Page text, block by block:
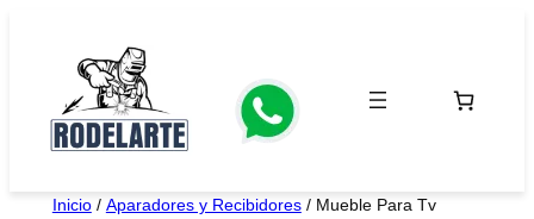
contenido
Inicio/ Aparadores y Recibidores/ Mueble Para Tv